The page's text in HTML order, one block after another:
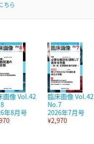
こちら
画像 Vol.42
年8月号
臨床画像 Vol.42
No.7
2026年7月号
¥2,970